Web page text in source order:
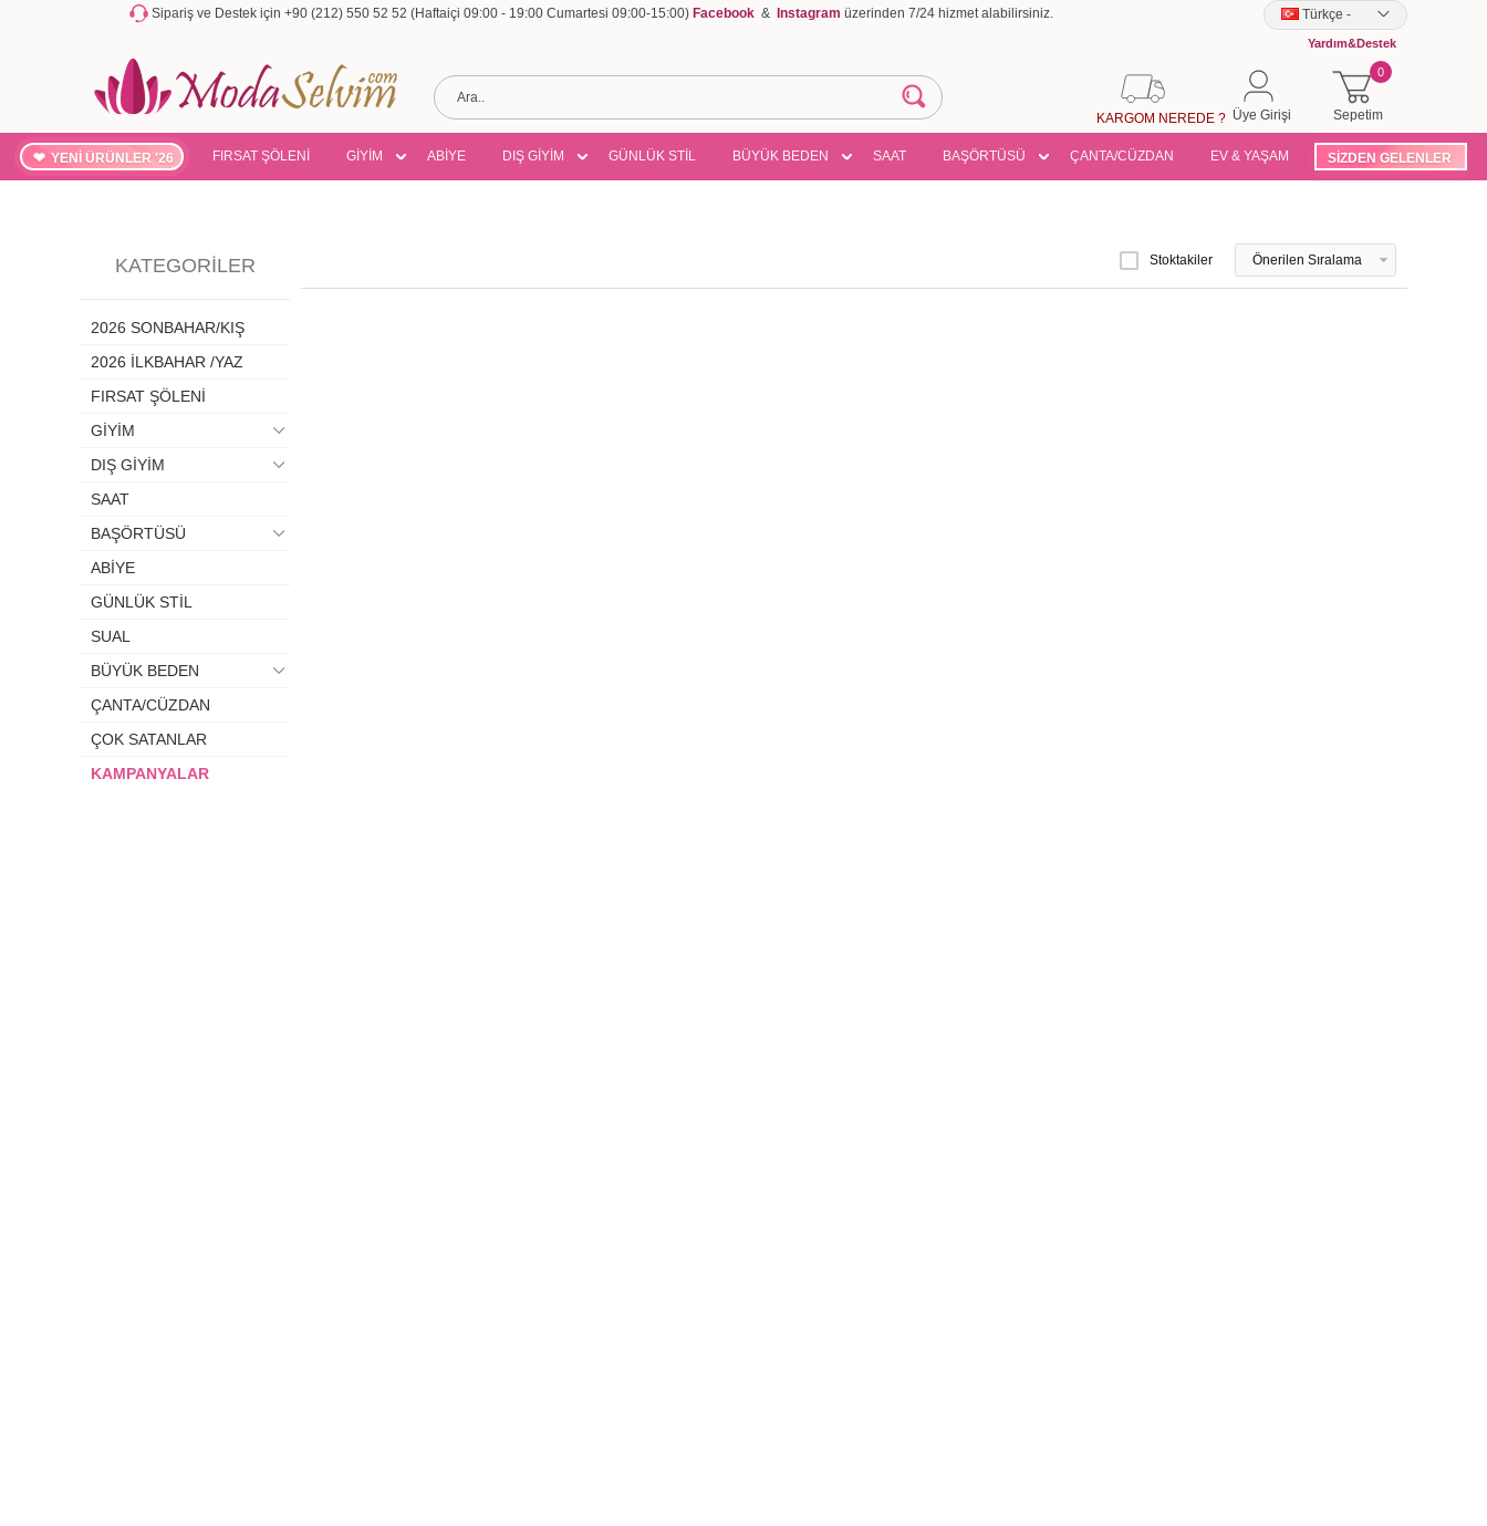
Sipariş ve Destek için +90 (212) 550 52 52 (Haftaiçi 09:00 - 19:00 Cumartesi 09:00-15:00) Facebook & Instagram üzerinden 7/24 hizmet alabilirsiniz. Türkçe -
Yardım&Destek
Sepetim
0
Üye Girişi
KARGOM NEREDE ?
YENİ ÜRÜNLER '26 FIRSAT ŞÖLENİ GİYİM ABİYE DIŞ GİYİM GÜNLÜK STİL BÜYÜK BEDEN SAAT BAŞÖRTÜSÜ ÇANTA/CÜZDAN EV & YAŞAM SİZDEN GELENLER
KATEGORILER
2026 SONBAHAR/KIŞ
2026 İLKBAHAR /YAZ
FIRSAT ŞÖLENİ
GİYİM
DIŞ GİYİM
SAAT
BAŞÖRTÜSÜ
ABİYE
GÜNLÜK STİL
SUAL
BÜYÜK BEDEN
ÇANTA/CÜZDAN
ÇOK SATANLAR
KAMPANYALAR
Stoktakiler